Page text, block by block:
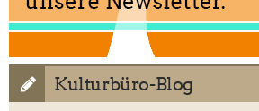
Kulturbüro-Blog